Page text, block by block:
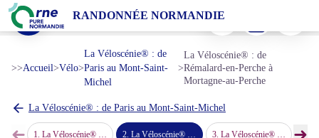
RANDONNÉE NORMANDIE
La Véloscénie® : de Rémalard-en-Perche à Mortagne-au-Perche
Voir l'image en plein écran
Imprimer
>>Accueil>Vélo>
La Véloscénie® : de
Paris au Mont-Saint-
Michel
>
La Véloscénie® : de
Rémalard-en-Perche à
Mortagne-au-Perche
La Véloscénie® : de Paris au Mont-Saint-Michel
1. La Véloscénie® : de Nogent-le-Rotrou à Rémalard-en-Perche 2.La Véloscénie® : de Rémalard-en-Perche à Mortagne-au-Perche 3. La Véloscénie® : de Mortagne-au-Perche au Mêle-sur-Sarthe 4.